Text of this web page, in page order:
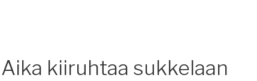
Aika kiiruhtaa sukkelaan